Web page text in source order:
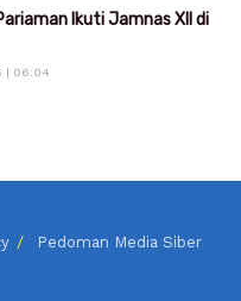
Ikuti Jamnas XII di
| 06:04
Pedoman Media Siber